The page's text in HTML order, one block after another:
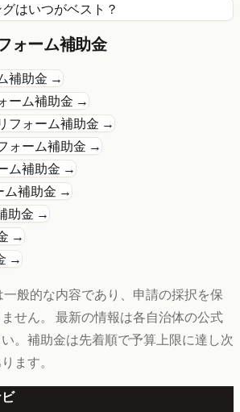
はいつがベスト？
ォーム補助金
補助金 →
ーム補助金 →
フォーム補助金 →
ォーム補助金 →
ム補助金 →
ム補助金 →
助金 →
→
→
般的な内容であり、申請の採択を保
せん。 最新の情報は各自治体の公式
。補助金は先着順で予算上限に達し次
ます。